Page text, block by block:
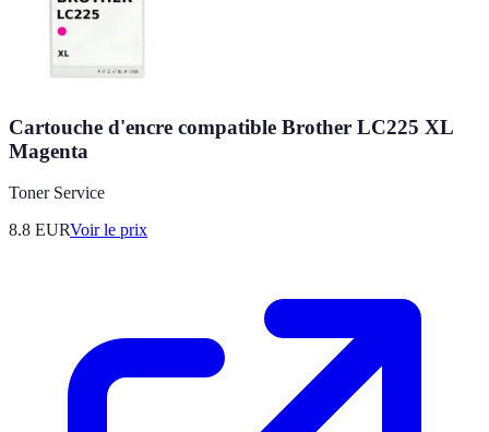
Cartouche d'encre compatible Brother LC225 XL
Magenta
Toner Service
8.8 EURVoir le prix